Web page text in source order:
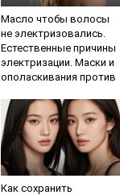
Масло чтобы волосы
не электризовались.
Естественные причины
электризации. Маски и
ополаскивания против
Как сохранить